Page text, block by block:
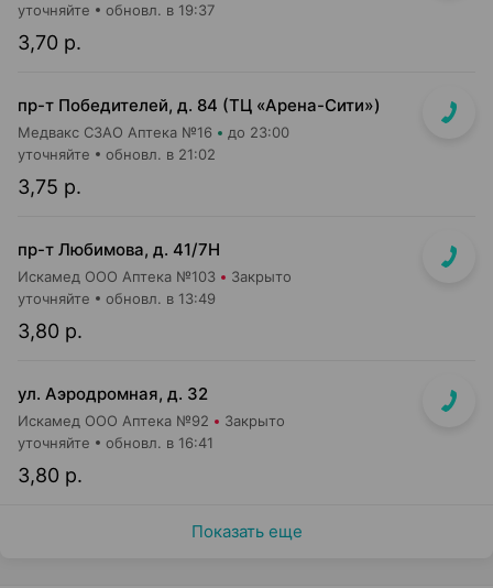
3,70 р.
уточняйте обновл. в 19:37
пр-т Победителей, д. 84 (ТЦ «Арена-Сити»)
Медвакс СЗАО Аптека №16 до 23:00
3,75 р.
уточняйте обновл. в 21:02
пр-т Любимова, д. 41/7Н
Искамед ООО Аптека №103 Закрыто
3,80 р.
уточняйте обновл. в 13:49
ул. Аэродромная, д. 32
Искамед ООО Аптека №92 Закрыто
3,80 р.
уточняйте обновл. в 16:41
Показать еще